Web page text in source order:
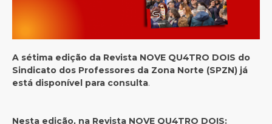
A sétima edição da Revista NOVE QU4TRO DOIS do
Sindicato dos Professores da Zona Norte (SPZN) já
está disponível para consulta.
Nesta edição, na Revista NOVE QU4TRO DOIS: